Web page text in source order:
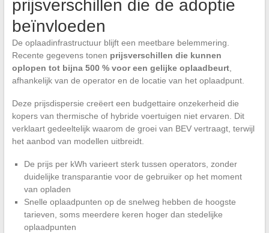
prijsverschillen die de adoptie
beïnvloeden
De oplaadinfrastructuur blijft een meetbare belemmering.
Recente gegevens tonen prijsverschillen die kunnen
oplopen tot bijna 500 % voor een gelijke oplaadbeurt,
afhankelijk van de operator en de locatie van het oplaadpunt.
Deze prijsdispersie creëert een budgettaire onzekerheid die
kopers van thermische of hybride voertuigen niet ervaren. Dit
verklaart gedeeltelijk waarom de groei van BEV vertraagt, terwijl
het aanbod van modellen uitbreidt.
De prijs per kWh varieert sterk tussen operators, zonder
duidelijke transparantie voor de gebruiker op het moment
van opladen
Snelle oplaadpunten op de snelweg hebben de hoogste
tarieven, soms meerdere keren hoger dan stedelijke
oplaadpunten